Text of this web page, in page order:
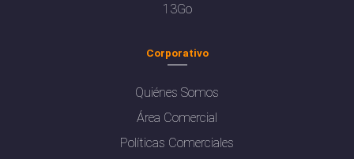
13Go
Corporativo
Quiénes Somos
Área Comercial
Políticas Comerciales